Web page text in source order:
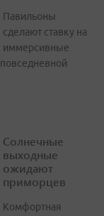
Павильоны
сделают ставку на
иммерсивные
Солнечные
выходные
ожидают
приморцев
Комфортная